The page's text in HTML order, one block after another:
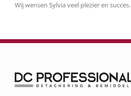
Wij wensen Sylvia veel plezier en succes.